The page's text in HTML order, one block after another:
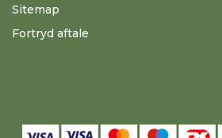
Sitemap
Fortryd aftale